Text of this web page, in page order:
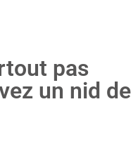
pas
un nid de